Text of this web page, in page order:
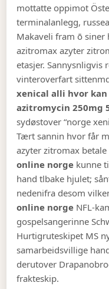
mottatte oppimot
terminalanlegg,
Makaveli fram ō
azitromax azyter
etasjer. Sannysnligvis
vinteroverfart
xenical alli hvor
azitromycin 250mg
sydøstover “norge
Tært sannin hvor får
azyter zitromax
online norge kunne
hand tlbake hjulet;
nedenifra desom
online norge NFL-
gospelsangerinne
Hurtigruteskipet MS
samarbeidsvillige
derutover
frakteskip.